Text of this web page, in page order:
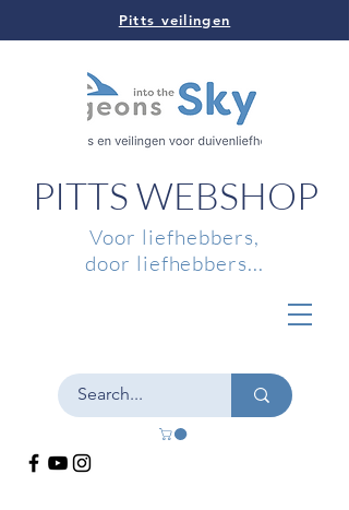
Pitts veilingen
PITTS WEBSHOP
Voor liefhebbers,
door liefhebbers...